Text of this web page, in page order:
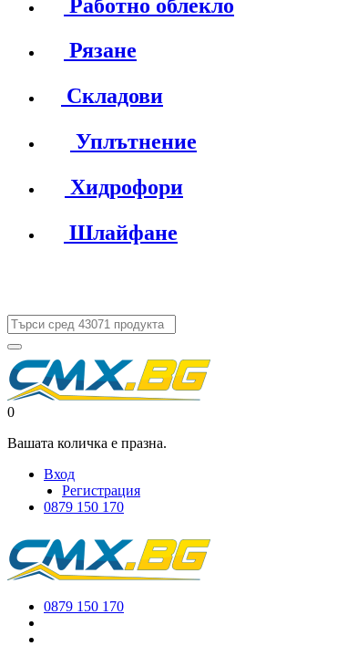
Работно облекло
Рязане
Складови
Уплътнение
Хидрофори
Шлайфане
0
Вашата количка е празна.
Вход
Регистрация
0879 150 170
0879 150 170